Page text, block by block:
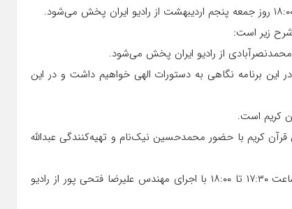
شرح زیر است:
این برنامه نگاهی به دستورات الهی خواهیم داشت و در این
خبر ساعت ۶:۰۰ ترجمه و تفسیر روان قرآن کریم با حضور محمدحسین نیک‌نام و تهیه‌کنندگی عبدالله
برنامه «به رنگ خدا» تحلیل آیات و روایات قرآنی است که هر روز از ساعت ۱۷:۳۰ تا ۱۸:۰۰ با اجرای مهندس علیرضا فتحی پور از رادیو